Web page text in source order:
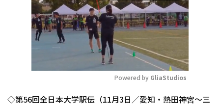
Mute
Powered by GliaStudios
◇第56回全日本大学駅伝（11月3日／愛知・熱田神宮～三